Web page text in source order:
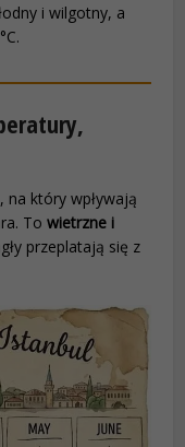
i wilgotny, a
na który wpływają
Towietrzne i
przeplatają się z